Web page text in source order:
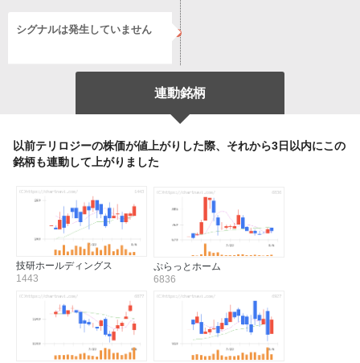
シグナルは発生していません
連動銘柄
以前テリロジーの株価が値上がりした際、それから3日以内にこの
銘柄も連動して上がりました
技研ホールディングス
1443
ぷらっとホーム
6836